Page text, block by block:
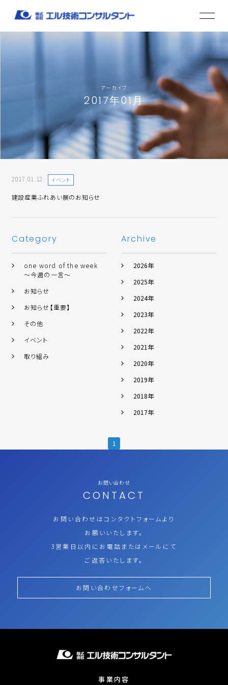
アーカイブ
2017年01月
2017.01.12 イベント
建設産業ふれあい展のお知らせ
Category
one word of the week
～今週の一言～
お知らせ
お知らせ【重要】
その他
イベント
取り組み
Archive
2026年
2025年
2024年
2023年
2022年
2021年
2020年
2019年
2018年
2017年
1
お問い合わせ
CONTACT
お問い合わせはコンタクトフォームより
お願いいたします。
3営業日以内にお電話またはメールにて
ご返答いたします。
お問い合わせフォームへ
事業内容